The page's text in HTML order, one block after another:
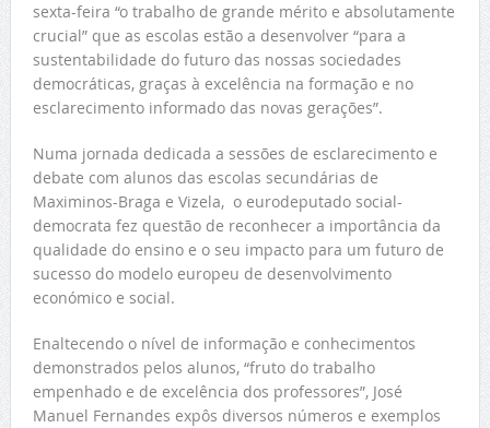
sexta-feira “o trabalho de grande mérito e absolutamente
crucial” que as escolas estão a desenvolver “para a
sustentabilidade do futuro das nossas sociedades
democráticas, graças à excelência na formação e no
esclarecimento informado das novas gerações”.
Numa jornada dedicada a sessões de esclarecimento e
debate com alunos das escolas secundárias de
Maximinos-Braga e Vizela, o eurodeputado social-
democrata fez questão de reconhecer a importância da
qualidade do ensino e o seu impacto para um futuro de
sucesso do modelo europeu de desenvolvimento
económico e social.
Enaltecendo o nível de informação e conhecimentos
demonstrados pelos alunos, “fruto do trabalho
empenhado e de excelência dos professores”, José
Manuel Fernandes expôs diversos números e exemplos